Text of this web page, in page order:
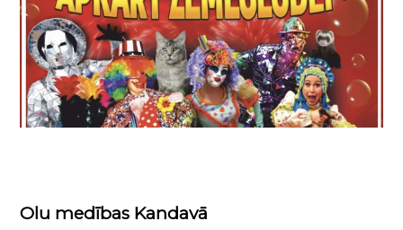
Olu medības Kandavā